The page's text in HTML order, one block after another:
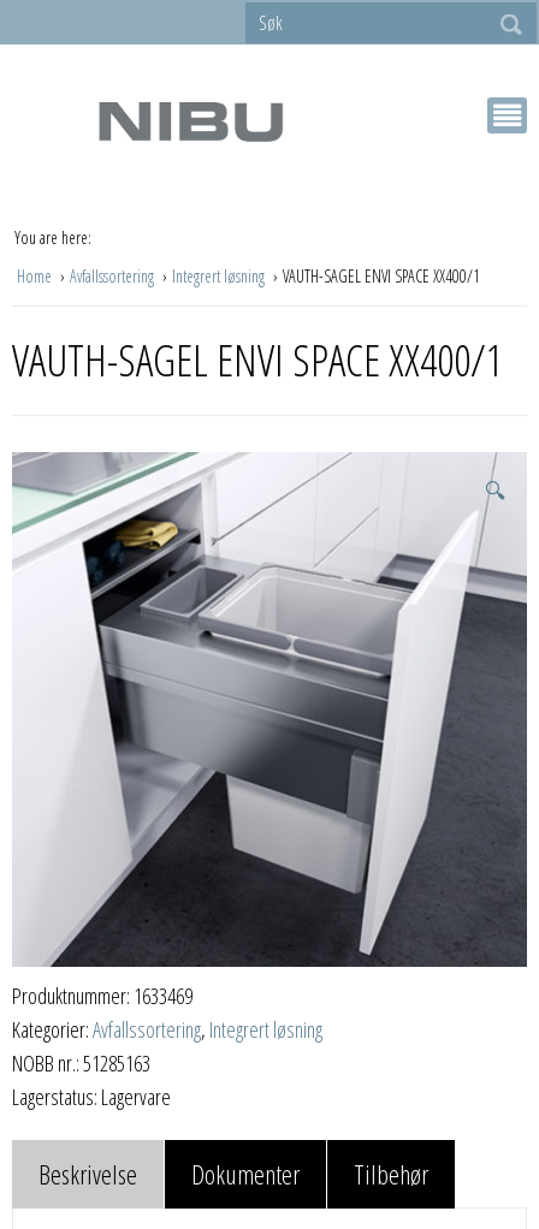
You are here:
Home
Avfallssortering Integrert løsning VAUTH-SAGEL ENVI SPACE XX400/1
VAUTH-SAGEL ENVI SPACE XX400/1
🔍
Produktnummer: 1633469
Kategorier:Avfallssortering, Integrert løsning
NOBB nr.: 51285163
Lagerstatus: Lagervare
Beskrivelse Dokumenter Tilbehør